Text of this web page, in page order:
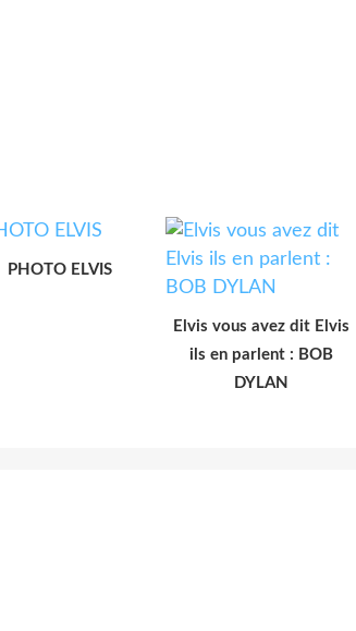
PHOTO ELVIS
Elvis vous avez dit Elvis
ils en parlent : BOB
DYLAN